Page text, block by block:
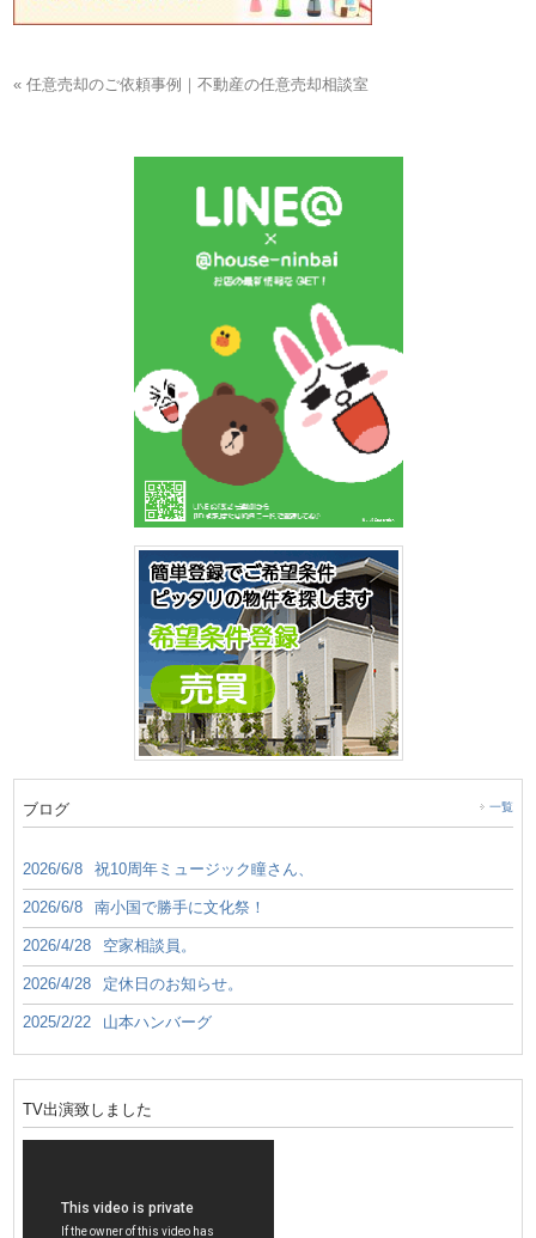
« 任意売却のご依頼事例｜不動産の任意売却相談室
ブログ 一覧
2026/6/8 祝10周年ミュージック瞳さん、
2026/6/8 南小国で勝手に文化祭！
2026/4/28 空家相談員。
2026/4/28 定休日のお知らせ。
2025/2/22 山本ハンバーグ
TV出演致しました